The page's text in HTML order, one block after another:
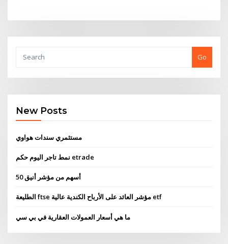
Go
New Posts
مستثمري سندات هواوي
نمط تاجر اليوم حكم etrade
50 أسهم من مؤشر أنيق
الطليعة ftse مؤشر العائد على الأرباح الكندية عالية etf
ما هي أسعار العمولات العقارية في بي سي